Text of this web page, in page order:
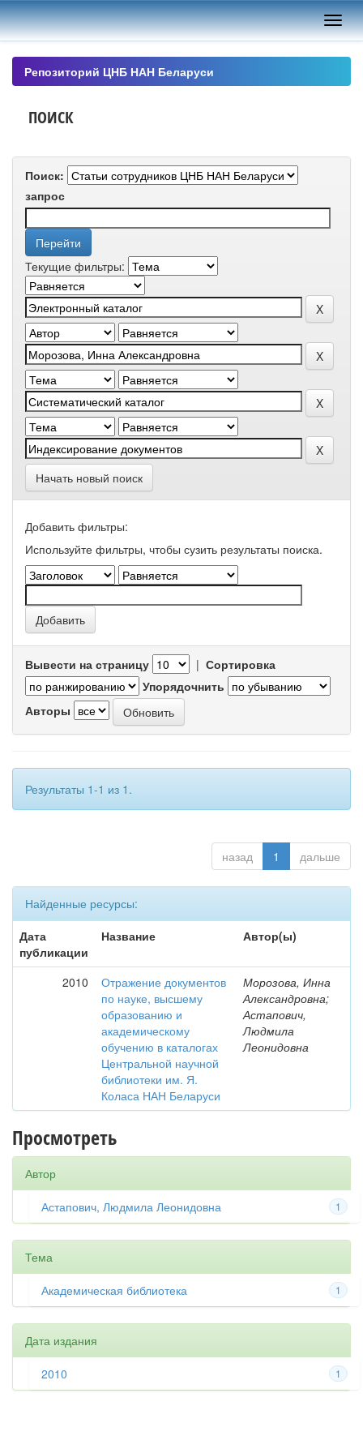
Skip
navigation
Репозиторий ЦНБ НАН Беларуси
ПОИСК
Поиск:
запрос
Текущие фильтры:
Начать новый поиск
Добавить фильтры:
Используйте фильтры, чтобы сузить результаты поиска.
Вывести на страницу | Сортировка
Упорядочнить
Авторы
Результаты 1-1 из 1.
назад 1 дальше
Найденные ресурсы:
Дата
публикации
Название Автор(ы)
2010
Отражение документов
по науке, высшему
образованию и
академическому
обучению в каталогах
Центральной научной
библиотеки им. Я.
Коласа НАН Беларуси
Морозова, Инна
Александровна;
Астапович,
Людмила
Леонидовна
Просмотреть
Автор
1
Астапович, Людмила Леонидовна
Тема
1
Академическая библиотека
Дата издания
1
2010